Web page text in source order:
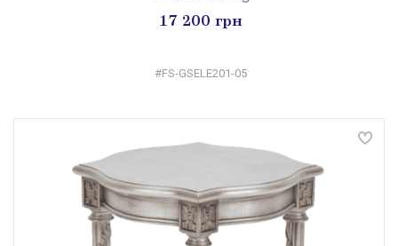
17 200 грн
#FS-GSELE201-05